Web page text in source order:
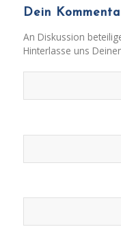
Dein
An Diskussion
Hinterlasse uns